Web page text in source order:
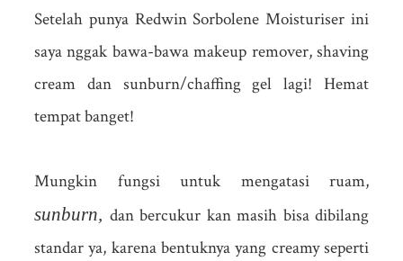
Setelah punya Redwin Sorbolene Moisturiser ini
saya nggak bawa-bawa makeup remover, shaving
cream dan sunburn/chaffing gel lagi! Hemat
tempat banget!
Mungkin fungsi untuk mengatasi ruam,
sunburn, dan bercukur kan masih bisa dibilang
standar ya, karena bentuknya yang creamy seperti